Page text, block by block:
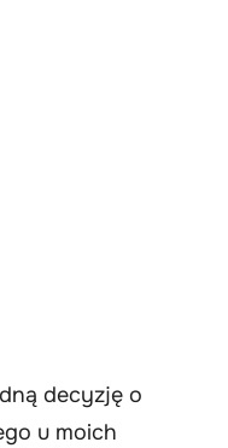
decyzję o
u moich